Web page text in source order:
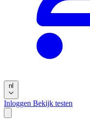
nl
Inloggen Bekijk testen